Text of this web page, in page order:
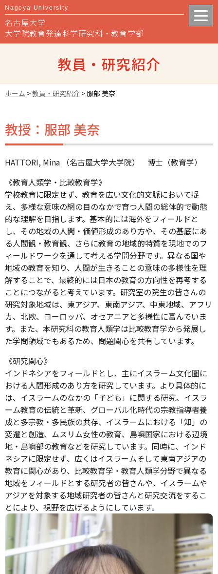
Nagoya University
名古屋大学
大学院教育発達科学研究科・教育学部
教員・研究紹介
ホーム >教員・研究紹介 > 服部 美奈
教授：服部 美奈
HATTORI, Mina （名古屋大学大学院） 博士（教育学）
《教育人類学・比較教育学》
学校教育に限定せず、教育を広い文化的文脈において捉
え、多様な意味の網の目のなかで育つ人間の総体的で動態
的な理解を目指します。基本的には海外をフィールドと
し、その地域の人間・価値形成のあり方や、その基底にあ
る人間観・教育観、さらに教育の地域的特質を現地でのフ
ィールドワークを通して考える学問分野です。異なる国や
地域の教育を知り、人間が生きることの意味の多様性を理
解することで、最終的には日本の教育の方向性を再考する
ことにつながると考えています。研究室の院生の皆さんの
研究対象地域は、東アジア、東南アジア、中東地域、アフリ
カ、北欧、ヨーロッパ、オセアニアと多様性に富んでいま
す。また、本研究科の教育人類学は比較教育学から発展し
た学問領域でもあるため、問題関心を共有しています。
《研究関心》
インドネシアをフィールドとし、主にイスラーム文化圏に
おける人間形成のあり方を研究しています。より具体的に
は、イスラームのなかの「子ども」に関する研究、イスラ
ーム教育の伝統と革新、グローバル化時代の宗教指導者養
成と多宗教・多民族の共存、イスラームにおける「知」の
変遷と創造、ムスリム女性の教育、島嶼国家における辺境
地・島嶼部の教育などを研究しています。同時に、インド
ネシアに限定せず、広くはイスラームそして東南アジアの
教育に関心があり、比較教育学・教育人類学分野で異なる
地域をフィールドとする研究者の皆さんや、イスラームや
アジアを対象する地域研究者の皆さんと研究交流をするこ
とにより、視野を広げるようにしています。